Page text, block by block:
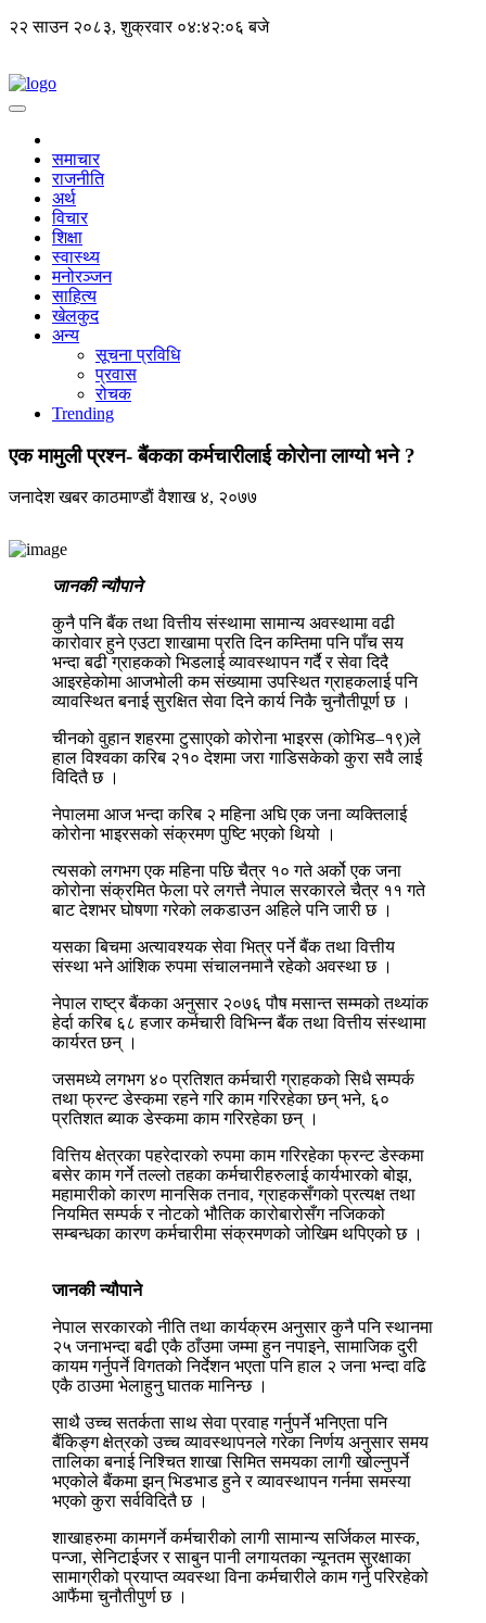
२२ साउन २०८३, शुक्रवार ०४:४२:०६ बजे
समाचार
राजनीति
अर्थ
विचार
शिक्षा
स्वास्थ्य
मनोरञ्जन
साहित्य
खेलकुद
अन्य
सूचना प्रविधि
प्रवास
रोचक
Trending
एक मामुली प्रश्न- बैंकका कर्मचारीलाई कोरोना लाग्यो भने ?
जनादेश खबरकाठमाण्डाैंवैशाख ४, २०७७
जानकी न्यौपाने
कुनै पनि बैंक तथा वित्तीय संस्थामा सामान्य अवस्थामा वढी
कारोवार हुने एउटा शाखामा प्रति दिन कम्तिमा पनि पाँच सय
भन्दा बढी ग्राहकको भिडलाई व्यावस्थापन गर्दै र सेवा दिदै
आइरहेकोमा आजभोली कम संख्यामा उपस्थित ग्राहकलाई पनि
व्यावस्थित बनाई सुरक्षित सेवा दिने कार्य निकै चुनौतीपूर्ण छ ।
चीनको वुहान शहरमा टुसाएको कोरोना भाइरस (कोभिड–१९)ले
हाल विश्वका करिब २१० देशमा जरा गाडिसकेको कुरा सवै लाई
विदितै छ ।
नेपालमा आज भन्दा करिब २ महिना अघि एक जना व्यक्तिलाई
कोरोना भाइरसको संक्रमण पुष्टि भएको थियो ।
त्यसको लगभग एक महिना पछि चैत्र १० गते अर्को एक जना
कोरोना संक्रमित फेला परे लगत्तै नेपाल सरकारले चैत्र ११ गते
बाट देशभर घोषणा गरेको लकडाउन अहिले पनि जारी छ ।
यसका बिचमा अत्यावश्यक सेवा भित्र पर्ने बैंक तथा वित्तीय
संस्था भने आंशिक रुपमा संचालनमानै रहेको अवस्था छ ।
नेपाल राष्ट्र बैंकका अनुसार २०७६ पौष मसान्त सम्मको तथ्यांक
हेर्दा करिब ६८ हजार कर्मचारी विभिन्न बैंक तथा वित्तीय संस्थामा
कार्यरत छन् ।
जसमध्ये लगभग ४० प्रतिशत कर्मचारी ग्राहकको सिधै सम्पर्क
तथा फ्रन्ट डेस्कमा रहने गरि काम गरिरहेका छन् भने, ६०
प्रतिशत ब्याक डेस्कमा काम गरिरहेका छन् ।
वित्तिय क्षेत्रका पहरेदारको रुपमा काम गरिरहेका फ्रन्ट डेस्कमा
बसेर काम गर्ने तल्लो तहका कर्मचारीहरुलाई कार्यभारको बोझ,
महामारीको कारण मानसिक तनाव, ग्राहकसँगको प्रत्यक्ष तथा
नियमित सम्पर्क र नोटको भौतिक कारोबारोसँग नजिकको
सम्बन्धका कारण कर्मचारीमा संक्रमणको जोखिम थपिएको छ ।
जानकी न्यौपाने
नेपाल सरकारको नीति तथा कार्यक्रम अनुसार कुनै पनि स्थानमा
२५ जनाभन्दा बढी एकै ठाँउमा जम्मा हुन नपाइने, सामाजिक दुरी
कायम गर्नुपर्ने विगतको निर्देशन भएता पनि हाल २ जना भन्दा वढि
एकै ठाउमा भेलाहुनु घातक मानिन्छ ।
साथै उच्च सतर्कता साथ सेवा प्रवाह गर्नुपर्ने भनिएता पनि
बैंकिङ्ग क्षेत्रको उच्च व्यावस्थापनले गरेका निर्णय अनुसार समय
तालिका बनाई निश्चित शाखा सिमित समयका लागी खोल्नुपर्ने
भएकोले बैंकमा झन् भिडभाड हुने र व्यावस्थापन गर्नमा समस्या
भएको कुरा सर्वविदितै छ ।
शाखाहरुमा कामगर्ने कर्मचारीको लागी सामान्य सर्जिकल मास्क,
पन्जा, सेनिटाईजर र साबुन पानी लगायतका न्यूनतम सुरक्षाका
सामाग्रीको प्रयाप्त व्यवस्था विना कर्मचारीले काम गर्नु परिरहेको
आफैंमा चुनौतीपुर्ण छ ।